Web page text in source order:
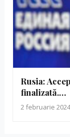
Rusia:
finalizată.…
2 februarie 2024